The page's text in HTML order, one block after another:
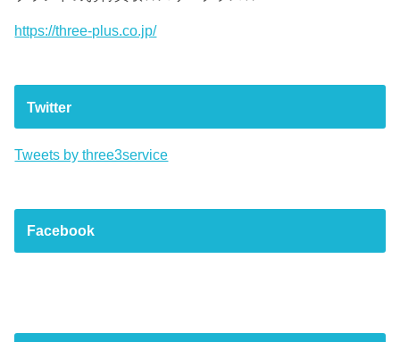
https://three-plus.co.jp/
Twitter
Tweets by three3service
Facebook